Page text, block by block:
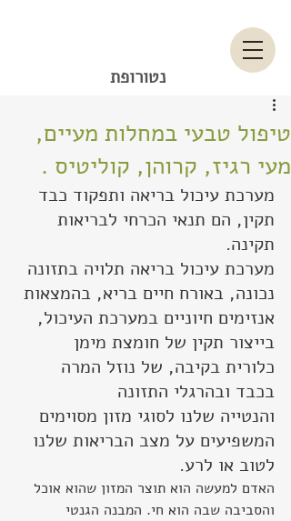
נטורופת
טיפול טבעי במחלות מעיים,
מעי רגיז, קרוהן, קוליטיס .
מערכת עיכול בריאה ותפקוד כבד
תקין, הם תנאי הכרחי לבריאות
תקינה.
מערכת עיכול בריאה תלויה בתזונה
נכונה, באורח חיים בריא, בהמצאות
אנזימים חיוניים במערכת העיכול,
בייצור תקין של חומצת מימן
כלורית בקיבה, של נוזל המרה
בכבד ובהרגלי התזונה
והנטייה שלנו לסוגי מזון מסוימים
המשפיעים על מצב הבריאות שלנו
לטוב או לרע.
האדם למעשה הוא תוצר המזון שהוא אוכל
והסביבה שבה הוא חי. המבנה הגנטי